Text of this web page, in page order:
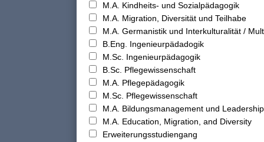
M.A. Kindheits- und Sozialpädagogik
M.A. Migration, Diversität und Teilhabe
M.A. Germanistik und Interkulturalität /
B.Eng. Ingenieurpädadogik
M.Sc. Ingenieurpädagogik
B.Sc. Pflegewissenschaft
M.A. Pflegepädagogik
M.Sc. Pflegewissenschaft
M.A. Bildungsmanagement und
M.A. Education, Migration, and Diversity
Erweiterungsstudiengang